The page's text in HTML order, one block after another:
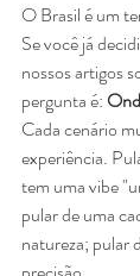
O Brasil é um
Se você já
nossos artigos
pergunta é:
Cada cenário
experiência.
tem uma vibe
pular de uma
natureza; pular